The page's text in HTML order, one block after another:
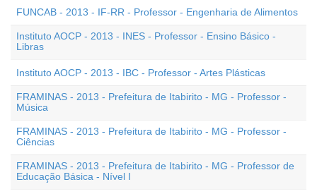
FUNCAB - 2013 - IF-RR - Professor - Engenharia de Alimentos
Instituto AOCP - 2013 - INES - Professor - Ensino Básico -
Libras
Instituto AOCP - 2013 - IBC - Professor - Artes Plásticas
FRAMINAS - 2013 - Prefeitura de Itabirito - MG - Professor -
Música
FRAMINAS - 2013 - Prefeitura de Itabirito - MG - Professor -
Ciências
FRAMINAS - 2013 - Prefeitura de Itabirito - MG - Professor de
Educação Básica - Nível I